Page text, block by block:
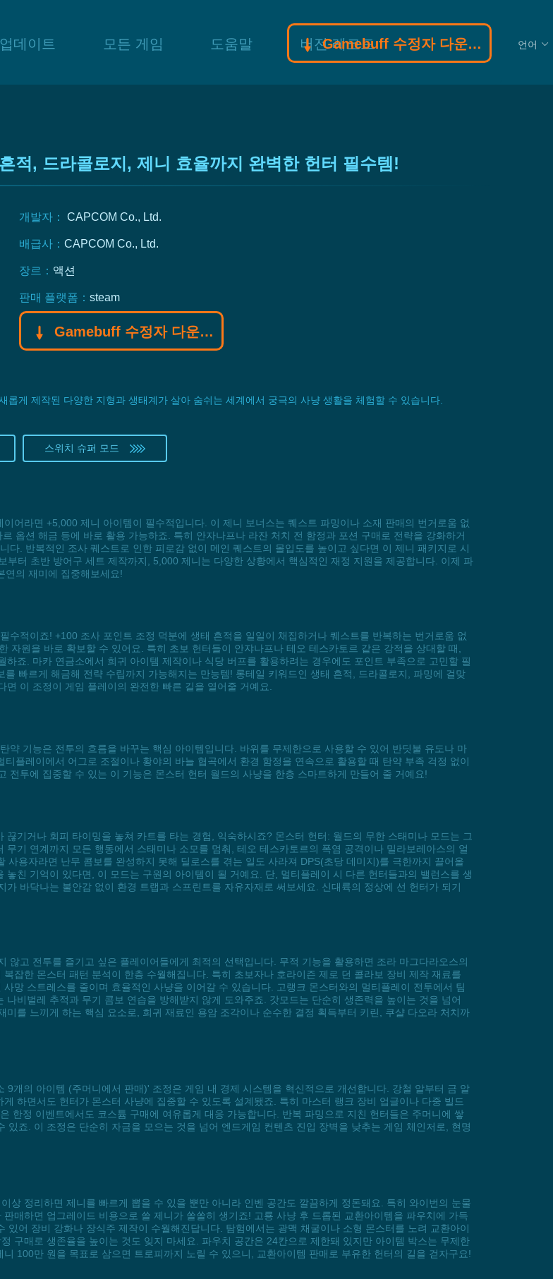
데이트 모든 게임 도움말 버전 레코드
Gamebuff 수정자 다운로드 언어
적, 드라콜로지, 제니 효율까지 완벽한 헌터 필수템!
개발자： CAPCOM Co., Ltd.
배급사： CAPCOM Co., Ltd.
장르： 액션
판매 플랫폼： steam
Gamebuff 수정자 다운로드
게 제작된 다양한 지형과 생태계가 살아 숨쉬는 세계에서 궁극의 사냥 생활을 체험할 수 있습니다.
스위치 슈퍼 모드
어라면 +5,000 제니 아이템이 필수적입니다. 이 제니 보너스는 퀘스트 파밍이나 소재 판매의 번거로움 없
옵션 해금 등에 바로 활용 가능하죠. 특히 안자나프나 라잔 처치 전 함정과 포션 구매로 전략을 강화하거
다. 반복적인 조사 퀘스트로 인한 피로감 없이 메인 퀘스트의 몰입도를 높이고 싶다면 이 제니 패키지로 시
터 초반 방어구 세트 제작까지, 5,000 제니는 다양한 상황에서 핵심적인 재정 지원을 제공합니다. 이제 파
연의 재미에 집중해보세요!
수적이죠! +100 조사 포인트 조정 덕분에 생태 흔적을 일일이 채집하거나 퀘스트를 반복하는 번거로움 없
자원을 바로 확보할 수 있어요. 특히 초보 헌터들이 안쟈나프나 테오 테스카토르 같은 강적을 상대할 때,
죠. 마카 연금소에서 희귀 아이템 제작이나 식당 버프를 활용하려는 경우에도 포인트 부족으로 고민할 필
빠르게 해금해 전략 수립까지 가능해지는 만능템! 롱테일 키워드인 생태 흔적, 드라콜로지, 파밍에 걸맞
이 조정이 게임 플레이의 완전한 빠른 길을 열어줄 거예요.
약 기능은 전투의 흐름을 바꾸는 핵심 아이템입니다. 바위를 무제한으로 사용할 수 있어 반딧불 유도나 마
플레이에서 어그로 조절이나 황야의 바늘 협곡에서 환경 함정을 연속으로 활용할 때 탄약 부족 걱정 없이
전투에 집중할 수 있는 이 기능은 몬스터 헌터 월드의 사냥을 한층 스마트하게 만들어 줄 거예요!
기거나 회피 타이밍을 놓쳐 카트를 타는 경험, 익숙하시죠? 몬스터 헌터: 월드의 무한 스태미나 모드는 그
기 연계까지 모든 행동에서 스태미나 소모를 멈춰, 테오 테스카토르의 폭염 공격이나 밀라보레아스의 얼
용자라면 난무 콤보를 완성하지 못해 딜로스를 겪는 일도 사라져 DPS(초당 데미지)를 극한까지 끌어올
친 기억이 있다면, 이 모드는 구원의 아이템이 될 거예요. 단, 멀티플레이 시 다른 헌터들과의 밸런스를 생
바닥나는 불안감 없이 환경 트랩과 스프린트를 자유자재로 써보세요. 신대륙의 정상에 선 헌터가 되기
않고 전투를 즐기고 싶은 플레이어들에게 최적의 선택입니다. 무적 기능을 활용하면 조라 마그다라오스의
잡한 몬스터 패턴 분석이 한층 수월해집니다. 특히 초보자나 호라이즌 제로 던 콜라보 장비 제작 재료를
망 스트레스를 줄이며 효율적인 사냥을 이어갈 수 있습니다. 고랭크 몬스터와의 멀티플레이 전투에서 팀
비벌레 추적과 무기 콤보 연습을 방해받지 않게 도와주죠. 갓모드는 단순히 생존력을 높이는 것을 넘어
를 느끼게 하는 핵심 요소로, 희귀 재료인 용암 조각이나 순수한 결정 획득부터 키린, 쿠샬 다오라 처치까
개의 아이템 (주머니에서 판매)' 조정은 게임 내 경제 시스템을 혁신적으로 개선합니다. 강철 알부터 금 알
하면서도 헌터가 몬스터 사냥에 집중할 수 있도록 설계됐죠. 특히 마스터 랭크 장비 업글이나 다중 빌드
한정 이벤트에서도 코스튬 구매에 여유롭게 대응 가능합니다. 반복 파밍으로 지친 헌터들은 주머니에 쌓
죠. 이 조정은 단순히 자금을 모으는 것을 넘어 엔드게임 컨텐츠 진입 장벽을 낮추는 게임 체인저로, 현명
상 정리하면 제니를 빠르게 뽑을 수 있을 뿐만 아니라 인벤 공간도 깔끔하게 정돈돼요. 특히 와이번의 눈물
매하면 업그레이드 비용으로 쓸 제니가 쏠쏠히 생기죠! 고룡 사냥 후 드롭된 교환아이템을 파우치에 가득
어 장비 강화나 장식주 제작이 수월해진답니다. 탐험에서는 광맥 채굴이나 소형 몬스터를 노려 교환아이
구매로 생존율을 높이는 것도 잊지 마세요. 파우치 공간은 24칸으로 제한돼 있지만 아이템 박스는 무제한
100만 원을 목표로 삼으면 트로피까지 노릴 수 있으니, 교환아이템 판매로 부유한 헌터의 길을 걷자구요!